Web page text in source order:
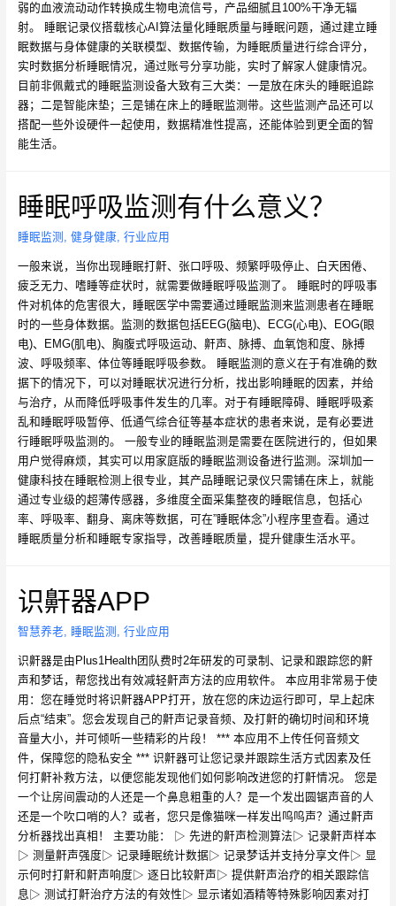
弱的血液流动动作转换成生物电流信号，产品细腻且100%干净无辐
射。 睡眠记录仪搭载核心AI算法量化睡眠质量与睡眠问题，通过建立睡
眠数据与身体健康的关联模型、数据传输，为睡眠质量进行综合评分，
实时数据分析睡眠情况，通过账号分享功能，实时了解家人健康情况。
目前非佩戴式的睡眠监测设备大致有三大类：一是放在床头的睡眠追踪
器；二是智能床垫；三是铺在床上的睡眠监测带。这些监测产品还可以
搭配一些外设硬件一起使用，数据精准性提高，还能体验到更全面的智
能生活。
睡眠呼吸监测有什么意义？
睡眠监测 , 健身健康, 行业应用
一般来说，当你出现睡眠打鼾、张口呼吸、频繁呼吸停止、白天困倦、
疲乏无力、嗜睡等症状时，就需要做睡眠呼吸监测了。 睡眠时的呼吸事
件对机体的危害很大，睡眠医学中需要通过睡眠监测来监测患者在睡眠
时的一些身体数据。监测的数据包括EEG(脑电)、ECG(心电)、EOG(眼
电)、EMG(肌电)、胸腹式呼吸运动、鼾声、脉搏、血氧饱和度、脉搏
波、呼吸频率、体位等睡眠呼吸参数。 睡眠监测的意义在于有准确的数
据下的情况下，可以对睡眠状况进行分析，找出影响睡眠的因素，并给
与治疗，从而降低呼吸事件发生的几率。对于有睡眠障碍、睡眠呼吸紊
乱和睡眠呼吸暂停、低通气综合征等基本症状的患者来说，是有必要进
行睡眠呼吸监测的。 一般专业的睡眠监测是需要在医院进行的，但如果
用户觉得麻烦，其实可以用家庭版的睡眠监测设备进行监测。深圳加一
健康科技在睡眠检测上很专业，其产品睡眠记录仪只需铺在床上，就能
通过专业级的超薄传感器，多维度全面采集整夜的睡眠信息，包括心
率、呼吸率、翻身、离床等数据，可在”睡眠体念”小程序里查看。通过
睡眠质量分析和睡眠专家指导，改善睡眠质量，提升健康生活水平。
识鼾器APP
智慧养老, 睡眠监测 , 行业应用
识鼾器是由Plus1Health团队费时2年研发的可录制、记录和跟踪您的鼾
声和梦话，帮您找出有效减轻鼾声方法的应用软件。 本应用非常易于使
用：您在睡觉时将识鼾器APP打开，放在您的床边运行即可，早上起床
后点“结束”。您会发现自己的鼾声记录音频、及打鼾的确切时间和环境
音量大小，并可倾听一些精彩的片段！ *** 本应用不上传任何音频文
件，保障您的隐私安全 *** 识鼾器可让您记录并跟踪生活方式因素及任
何打鼾补救方法，以便您能发现他们如何影响改进您的打鼾情况。 您是
一个让房间震动的人还是一个鼻息粗重的人？是一个发出圆锯声音的人
还是一个吹口哨的人？或者，您只是像猫咪一样发出呜呜声？通过鼾声
分析器找出真相！ 主要功能： ▷ 先进的鼾声检测算法▷ 记录鼾声样本
▷ 测量鼾声强度▷ 记录睡眠统计数据▷ 记录梦话并支持分享文件▷ 显
示何时打鼾和鼾声响度▷ 逐日比较鼾声▷ 提供鼾声治疗的相关跟踪信
息▷ 测试打鼾治疗方法的有效性▷ 显示诸如酒精等特殊影响因素对打